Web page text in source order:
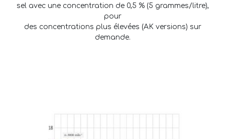
sel avec une concentration de 0,5 % (5 grammes/litre),
pour
des concentrations plus élevées (AK versions) sur
demande.